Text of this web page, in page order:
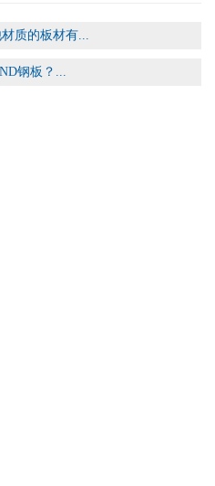
质的板材有...
钢板？...